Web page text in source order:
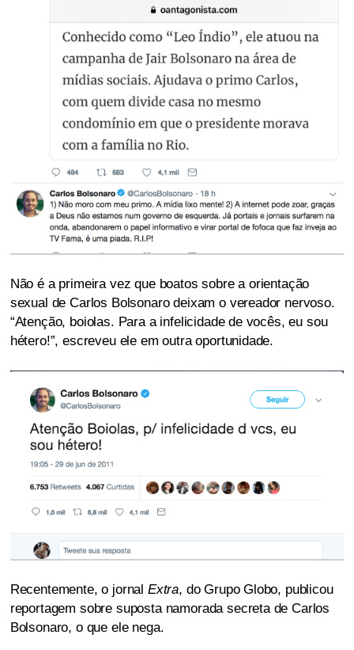
Não é a primeira vez que boatos sobre a orientação
sexual de Carlos Bolsonaro deixam o vereador nervoso.
“Atenção, boiolas. Para a infelicidade de vocês, eu sou
hétero!”, escreveu ele em outra oportunidade.
Recentemente, o jornal Extra, do Grupo Globo, publicou
reportagem sobre suposta namorada secreta de Carlos
Bolsonaro, o que ele nega.